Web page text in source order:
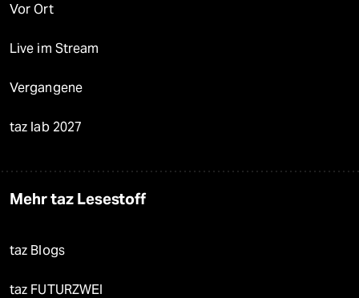
Vor Ort
Live im Stream
Vergangene
taz lab 2027
Mehr taz Lesestoff
taz Blogs
taz FUTURZWEI